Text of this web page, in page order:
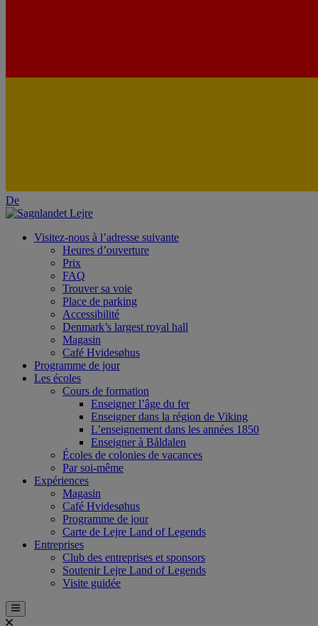
De
Visitez-nous à l’adresse suivante
Heures d’ouverture
Prix
FAQ
Trouver sa voie
Place de parking
Accessibilité
Denmark’s largest royal hall
Magasin
Café Hvidesøhus
Programme de jour
Les écoles
Cours de formation
Enseigner l’âge du fer
Enseigner dans la région de Viking
L’enseignement dans les années 1850
Enseigner à Båldalen
Écoles de colonies de vacances
Par soi-même
Expériences
Magasin
Café Hvidesøhus
Programme de jour
Carte de Lejre Land of Legends
Entreprises
Club des entreprises et sponsors
Soutenir Lejre Land of Legends
Visite guidée